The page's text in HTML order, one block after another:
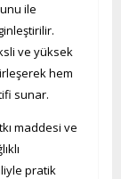
ile
ve yüksek
hem
sunar.
maddesi ve
pratik